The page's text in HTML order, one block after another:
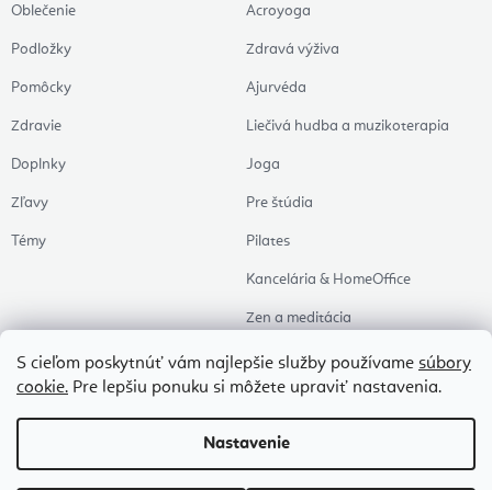
S cieľom poskytnúť vám najlepšie služby používame súbory
cookie. Pre lepšiu ponuku si môžete upraviť nastavenia.
Nastavenie
Oblečenie
Podložky
Pomôcky
Zdravie
Doplnky
Zľavy
Témy
Acroyoga
Zdravá výživa
Ajurvéda
Liečivá hudba a muzikoterapia
Joga
Pre štúdia
Pilates
Kancelária & HomeOffice
Zen a meditácia
Aromaterapia
Zdravý spánok
Naše obľúbené
Copyright 2026Flexity. Všetky práva vyhradené.Upraviť nastavenie cookies